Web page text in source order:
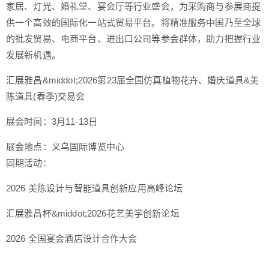
家居、灯光、婚礼堂、宴会厅等行业盛会，为采购商与参展商提
供一个高效的国际化一站式贸易平台。将精准服务中国乃至全球
的批发贸易、电商平台、进出口公司等参会群体，助力把握行业
发展新机遇。
汇展雅昌&middot;2026第23届全国仿真植物花卉、婚庆道具&美
陈道具(春季)交易会
展会时间：3月11-13日
展会地点：义乌国际博览中心
同期活动：
2026 美陈设计与智能道具创新应用高峰论坛
汇展雅昌杯&middot;2026花艺美学创新论坛
2026 全国宴会酒店设计合作大会